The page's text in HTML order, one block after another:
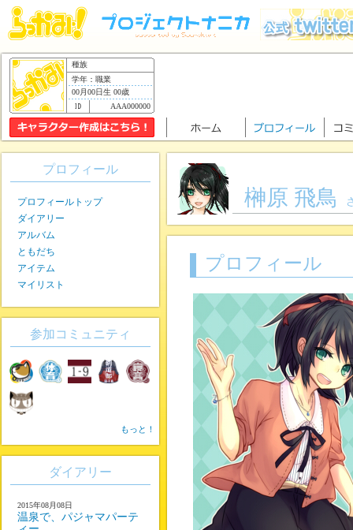
種族
学年：職業
00月00日生 00歳
AAA000000
榊原 飛鳥
プロフィール
プロフィール
プロフィールトップ
ダイアリー
アルバム
ともだち
アイテム
マイリスト
参加コミュニティ
もっと！
ダイアリー
2015年08月08日
温泉で、パジャマパーテ